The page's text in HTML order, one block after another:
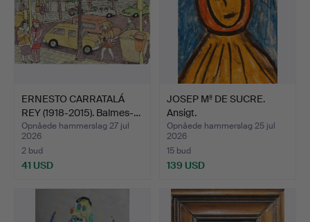
ERNESTO CARRATALÁ
REY (1918-2015). Balmes-…
Opnåede hammerslag 27 jul
2026
2 bud
41 USD
JOSEP Mª DE SUCRE.
Ansigt.
Opnåede hammerslag 25 jul
2026
15 bud
139 USD